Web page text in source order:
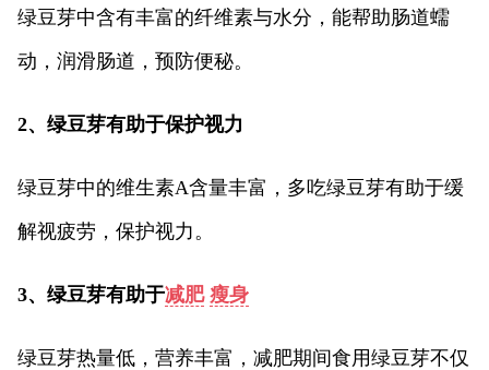
绿豆芽中含有丰富的纤维素与水分，能帮助肠道蠕
动，润滑肠道，预防便秘。
2、绿豆芽有助于保护视力
绿豆芽中的维生素A含量丰富，多吃绿豆芽有助于缓
解视疲劳，保护视力。
3、绿豆芽有助于减肥 瘦身
绿豆芽热量低，营养丰富，减肥期间食用绿豆芽不仅